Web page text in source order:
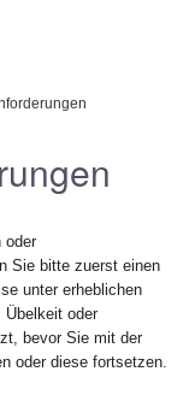
oder
Sie bitte zuerst einen
unter erheblichen
Übelkeit oder
bevor Sie mit der
oder diese fortsetzen.